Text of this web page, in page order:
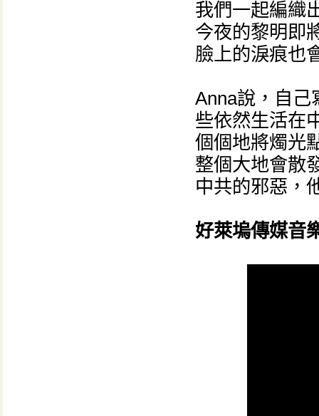
我們一起編織
今夜的黎明即
臉上的淚痕也
Anna說，自己
些依然生活在
個個地將燭光
整個大地會散
中共的邪惡，
好萊塢傳媒音